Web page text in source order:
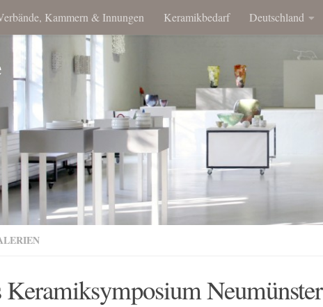
Kammern & Innungen Keramikbedarf Deutschland
Keramiksymposium Neumünster